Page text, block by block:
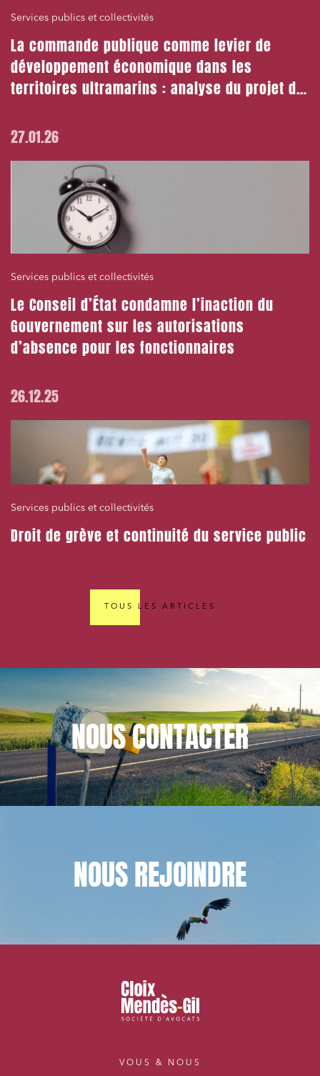
Services publics et collectivités
La commande publique comme levier de
développement économique dans les
territoires ultramarins : analyse du projet de
27.01.26
Services publics et collectivités
Le Conseil d’État condamne l’inaction du
Gouvernement sur les autorisations
d’absence pour les fonctionnaires
26.12.25
Services publics et collectivités
Droit de grève et continuité du service public
TOUS LES ARTICLES
NOUSCONTACTER
NOUSREJOINDRE
VOUS & NOUS